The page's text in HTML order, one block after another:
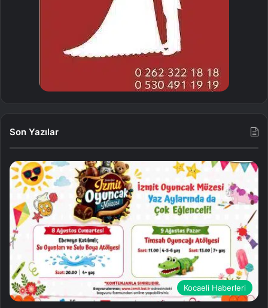
Son Yazılar
Kocaeli Haberleri